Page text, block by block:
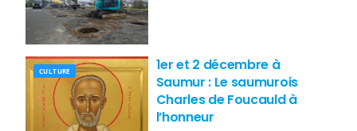
CULTURE
1er et 2 décembre à
Saumur : Le saumurois
Charles de Foucauld à
l’honneur